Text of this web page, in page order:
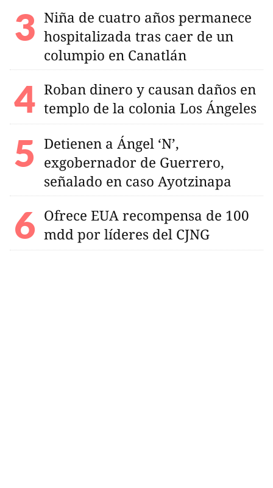
Niña de cuatro años permanece
hospitalizada tras caer de un
columpio en Canatlán
Roban dinero y causan daños en
templo de la colonia Los Ángeles
Detienen a Ángel ‘N’,
exgobernador de Guerrero,
señalado en caso Ayotzinapa
Ofrece EUA recompensa de 100
mdd por líderes del CJNG